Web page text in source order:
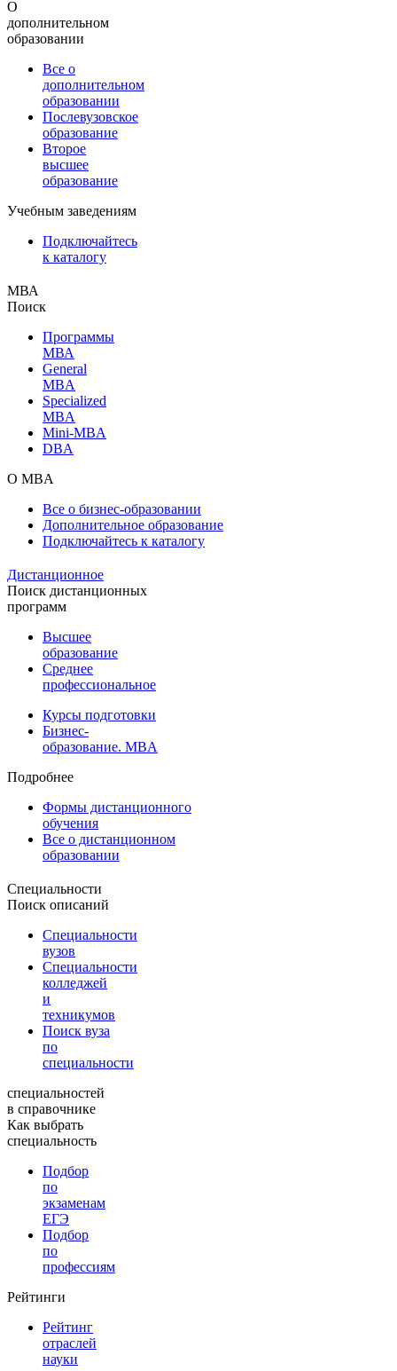
О
дополнительном
образовании
Все о
дополнительном
образовании
Послевузовское
образование
Второе
высшее
образование
Учебным заведениям
Подключайтесь
к каталогу
МВА
Поиск
Программы
МВА
General
MBA
Specialized
MBA
Mini-MBA
DBA
О MBA
Все о бизнес-образовании
Дополнительное образование
Подключайтесь к каталогу
Дистанционное
Поиск дистанционных
программ
Высшее
образование
Среднее
профессиональное
Курсы подготовки
Бизнес-
образование. MBA
Подробнее
Формы дистанционного
обучения
Все о дистанционном
образовании
Специальности
Поиск описаний
Специальности
вузов
Специальности
колледжей
и
техникумов
Поиск вуза
по
специальности
специальностей
в справочнике
Как выбрать
специальность
Подбор
по
экзаменам
ЕГЭ
Подбор
по
профессиям
Рейтинги
Рейтинг
отраслей
науки